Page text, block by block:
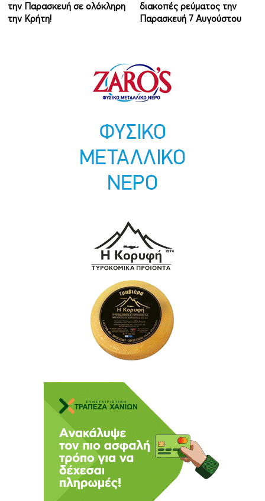
την Παρασκευή σε ολόκληρη
την Κρήτη!
διακοπές ρεύματος την
Παρασκευή 7 Αυγούστου